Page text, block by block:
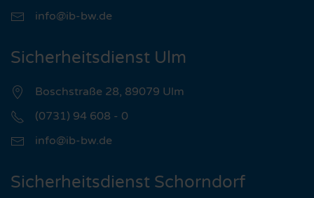
info@ib-bw.de
Sicherheitsdienst Ulm
Boschstraße 28, 89079 Ulm
(0731) 94 608 - 0
info@ib-bw.de
Sicherheitsdienst Schorndorf